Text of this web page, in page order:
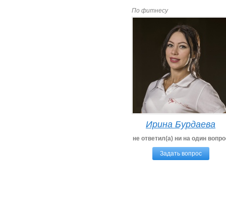
По фитнесу
Ирина Бурдаева
не ответил(а) ни на один
Задать вопрос